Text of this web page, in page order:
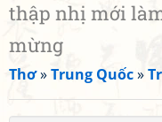
thập nhị mới
mừng
Thơ»Trung Quốc»